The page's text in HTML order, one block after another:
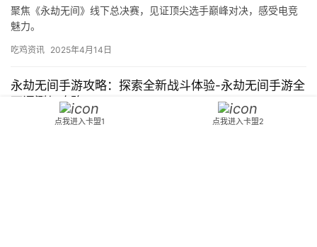
聚焦《永劫无间》线下总决赛，见证顶尖选手巅峰对决，感受电竞
魅力。
吃鸡资讯 2025年4月14日
永劫无间手游攻略：探索全新战斗体验-永劫无间手游全
面评测与攻略
深入了解《永劫无间手游》的独特玩法，提供全面的游戏攻略和评
点我进入卡盟1 点我进入卡盟2